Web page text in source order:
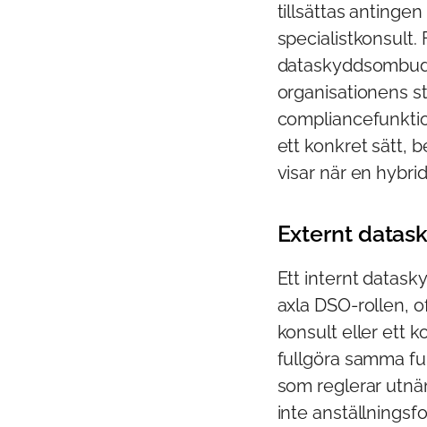
tillsättas
specialistkonsult.
organisationens
ett konkret sätt,
visar när en
Externt
Ett internt
axla DSO-rollen,
konsult eller ett
fullgöra samma
som reglerar
inte